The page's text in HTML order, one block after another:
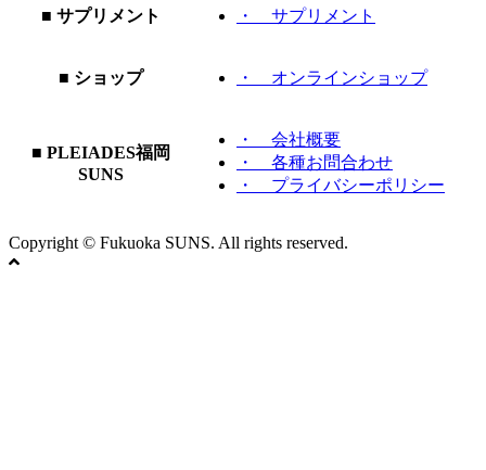
■ サプリメント ・ サプリメント
■ ショップ ・ オンラインショップ
■ PLEIADES福岡
SUNS
・ 会社概要
・ 各種お問合わせ
・ プライバシーポリシー
Copyright © Fukuoka SUNS. All rights reserved.